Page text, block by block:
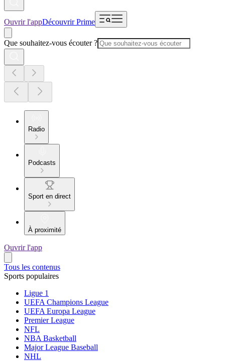
Ouvrir l'appDécouvrir Prime
Que souhaitez-vous écouter ?
Radio
Podcasts
Sport en direct
À proximité
Ouvrir l'app
Tous les contenus
Sports populaires
Ligue 1
UEFA Champions League
UEFA Europa League
Premier League
NFL
NBA Basketball
Major League Baseball
NHL